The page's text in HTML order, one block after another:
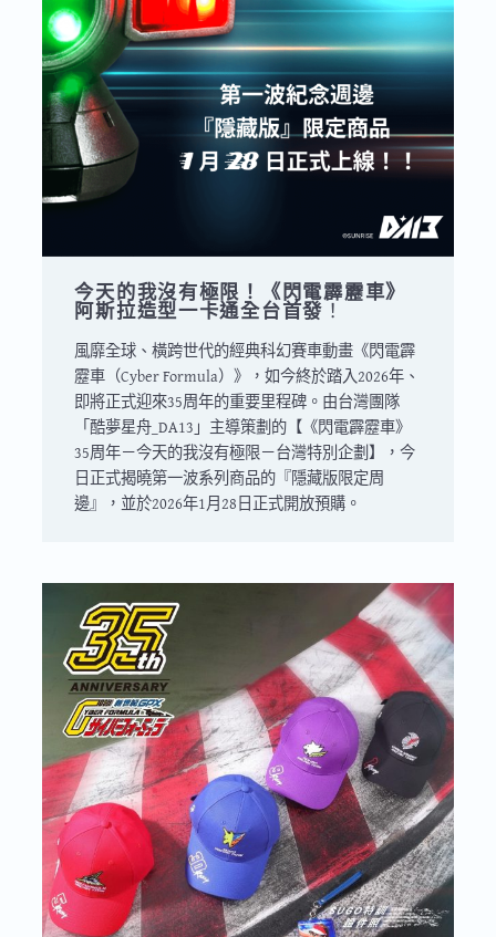
今天的我沒有極限！《閃電霹靂車》
阿斯拉造型一卡通全台首發 ！
風靡全球、橫跨世代的經典科幻賽車動畫《閃電霹
靂車（Cyber Formula）》，如今終於踏入2026年、
即將正式迎來35周年的重要里程碑。由台灣團隊
「酷夢星舟_DA13」主導策劃的【《閃電霹靂車》
35周年－今天的我沒有極限－台灣特別企劃】，今
日正式揭曉第一波系列商品的『隱藏版限定周
邊』，並於2026年1月28日正式開放預購。